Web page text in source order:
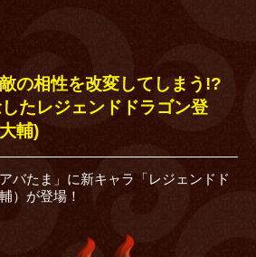
の相性を改変してしまう!?
たレジェンドドラゴン登
輔)
バたま」に新キャラ「レジェンドド
）が登場！